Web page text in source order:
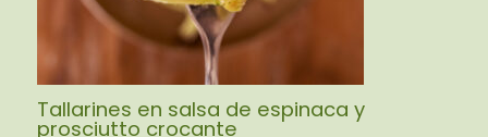
Tallarines en salsa de espinaca y
prosciutto crocante